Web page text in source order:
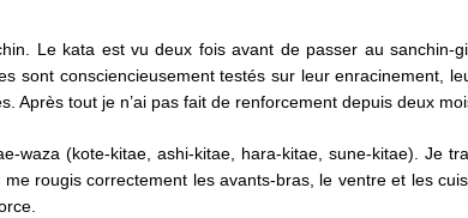
Le kata est vu deux fois avant de passer au sanchin-
sont consciencieusement testés sur leur enracinement,
Après tout je n’ai pas fait de renforcement depuis deux
waza (kote-kitae, ashi-kitae, hara-kitae, sune-kitae). Je
rougis correctement les avants-bras, le ventre et les